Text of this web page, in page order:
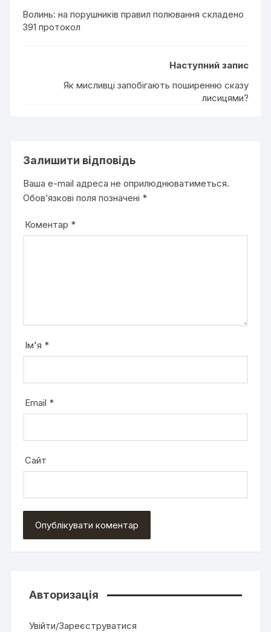
Волинь: на порушників правил полювання складено
391 протокол
Наступний запис
Як мисливці запобігають поширенню сказу
лисицями?
Залишити відповідь
Ваша e-mail адреса не оприлюднюватиметься.
Обов’язкові поля позначені *
Коментар *
Ім'я *
Email *
Сайт
Авторизація
Увійти/Зареєструватися